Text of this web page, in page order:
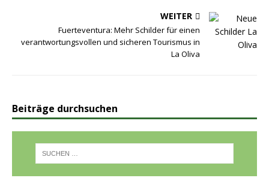
WEITER
Fuerteventura: Mehr Schilder für einen
verantwortungsvollen und sicheren Tourismus in
La Oliva
Beiträge durchsuchen